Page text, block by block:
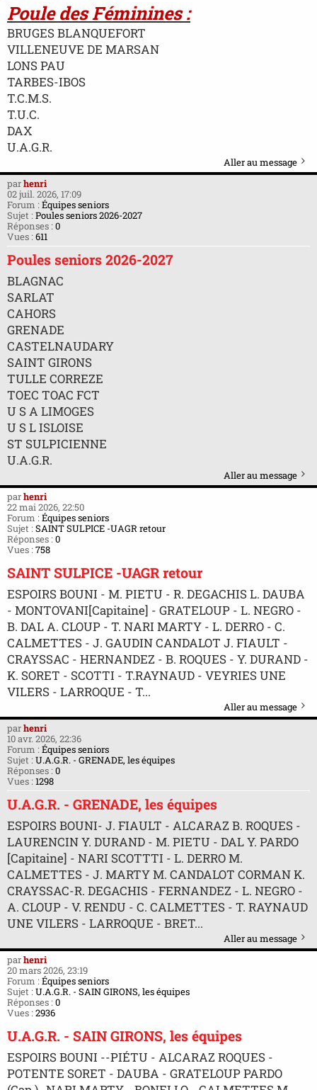
Poule des Féminines :
BRUGES BLANQUEFORT
VILLENEUVE DE MARSAN
LONS PAU
TARBES-IBOS
T.C.M.S.
T.U.C.
DAX
U.A.G.R.
Aller au message
parhenri
02 juil. 2026, 17:09
Forum : Équipes seniors
Sujet : Poules seniors 2026-2027
Réponses : 0
Vues : 611
Poules seniors 2026-2027
BLAGNAC
SARLAT
CAHORS
GRENADE
CASTELNAUDARY
SAINT GIRONS
TULLE CORREZE
TOEC TOAC FCT
U S A LIMOGES
U S L ISLOISE
ST SULPICIENNE
U.A.G.R.
Aller au message
parhenri
22 mai 2026, 22:50
Forum :Équipes seniors
Sujet :SAINT SULPICE -UAGR retour
Réponses :0
Vues :758
SAINT SULPICE -UAGR retour
ESPOIRS BOUNI - M. PIETU - R. DEGACHIS L. DAUBA
- MONTOVANI[Capitaine] - GRATELOUP - L. NEGRO -
B. DAL A. CLOUP - T. NARI MARTY - L. DERRO - C.
CALMETTES - J. GAUDIN CANDALOT J. FIAULT -
CRAYSSAC - HERNANDEZ - B. ROQUES - Y. DURAND -
K. SORET - SCOTTI - T.RAYNAUD - VEYRIES UNE
VILERS - LARROQUE - T...
Aller au message
parhenri
10 avr. 2026, 22:36
Forum : Équipes seniors
Sujet : U.A.G.R. - GRENADE, les équipes
Réponses : 0
Vues : 1298
U.A.G.R. - GRENADE, les équipes
ESPOIRS BOUNI- J. FIAULT - ALCARAZ B. ROQUES -
LAURENCIN Y. DURAND - M. PIETU - DAL Y. PARDO
[Capitaine] - NARI SCOTTTI - L. DERRO M.
CALMETTES - J. MARTY M. CANDALOT CORMAN K.
CRAYSSAC-R. DEGACHIS - FERNANDEZ - L. NEGRO -
A. CLOUP - V. RENDU - C. CALMETTES - T. RAYNAUD
UNE VILERS - LARROQUE - BRET...
Aller au message
parhenri
20 mars 2026, 23:19
Forum :Équipes seniors
Sujet :U.A.G.R. - SAIN GIRONS, les équipes
Réponses :0
Vues :2936
U.A.G.R. - SAIN GIRONS, les équipes
ESPOIRS BOUNI --PIÉTU - ALCARAZ ROQUES -
POTENTE SORET - DAUBA - GRATELOUP PARDO